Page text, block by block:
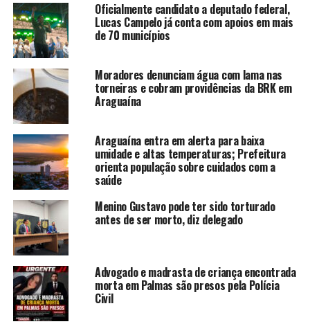
Oficialmente candidato a deputado federal,
Lucas Campelo já conta com apoios em mais
de 70 municípios
Moradores denunciam água com lama nas
torneiras e cobram providências da BRK em
Araguaína
Araguaína entra em alerta para baixa
umidade e altas temperaturas; Prefeitura
orienta população sobre cuidados com a
saúde
Menino Gustavo pode ter sido torturado
antes de ser morto, diz delegado
Advogado e madrasta de criança encontrada
morta em Palmas são presos pela Polícia
Civil